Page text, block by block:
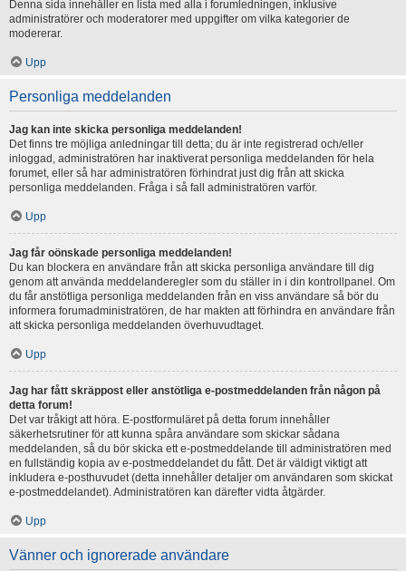
Denna sida innehåller en lista med alla i forumledningen, inklusive
administratörer och moderatorer med uppgifter om vilka kategorier de
modererar.
Upp
Personliga meddelanden
Jag kan inte skicka personliga meddelanden!
Det finns tre möjliga anledningar till detta; du är inte registrerad och/eller
inloggad, administratören har inaktiverat personliga meddelanden för hela
forumet, eller så har administratören förhindrat just dig från att skicka
personliga meddelanden. Fråga i så fall administratören varför.
Upp
Jag får oönskade personliga meddelanden!
Du kan blockera en användare från att skicka personliga användare till dig
genom att använda meddelanderegler som du ställer in i din kontrollpanel. Om
du får anstötliga personliga meddelanden från en viss användare så bör du
informera forumadministratören, de har makten att förhindra en användare från
att skicka personliga meddelanden överhuvudtaget.
Upp
Jag har fått skräppost eller anstötliga e-postmeddelanden från någon på
detta forum!
Det var tråkigt att höra. E-postformuläret på detta forum innehåller
säkerhetsrutiner för att kunna spåra användare som skickar sådana
meddelanden, så du bör skicka ett e-postmeddelande till administratören med
en fullständig kopia av e-postmeddelandet du fått. Det är väldigt viktigt att
inkludera e-posthuvudet (detta innehåller detaljer om användaren som skickat
e-postmeddelandet). Administratören kan därefter vidta åtgärder.
Upp
Vänner och ignorerade användare